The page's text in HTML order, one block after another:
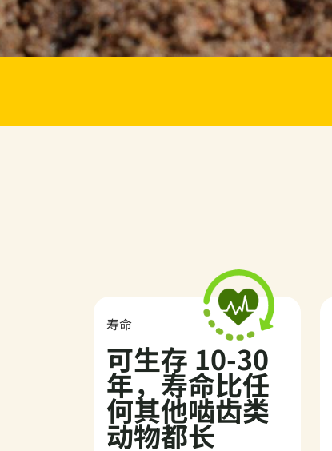
寿命
可生存 10-30
年，寿命比任
何其他啮齿类
动物都长